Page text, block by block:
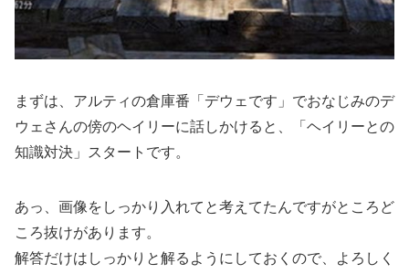
まずは、アルティの倉庫番「デウェです」でおなじみのデ
ウェさんの傍のヘイリーに話しかけると、「ヘイリーとの
知識対決」スタートです。
あっ、画像をしっかり入れてと考えてたんですがところど
ころ抜けがあります。
解答だけはしっかりと解るようにしておくので、よろしく